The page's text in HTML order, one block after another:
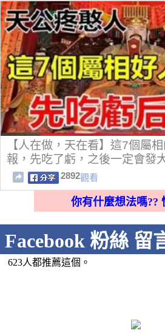
【人在做，天在看】這7個屬
報，先吃了虧，之後一定會發
2892觀看
你有什麼想法嗎??
Facebook 粉絲 留
623人都推薦這個。